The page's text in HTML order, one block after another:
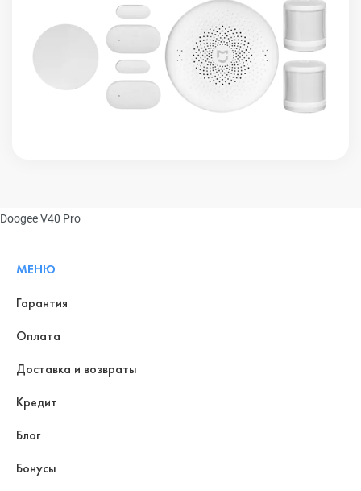
Doogee V40 Pro
МЕНЮ
Гарантия
Оплата
Доставка и возвраты
Кредит
Блог
Бонусы